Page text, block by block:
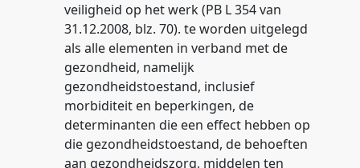
veiligheid op het werk (PB L 354 van
31.12.2008, blz. 70). te worden uitgelegd
als alle elementen in verband met de
gezondheid, namelijk
gezondheidstoestand, inclusief
morbiditeit en beperkingen, de
determinanten die een effect hebben op
die gezondheidstoestand, de behoeften
aan gezondheidszorg, middelen ten